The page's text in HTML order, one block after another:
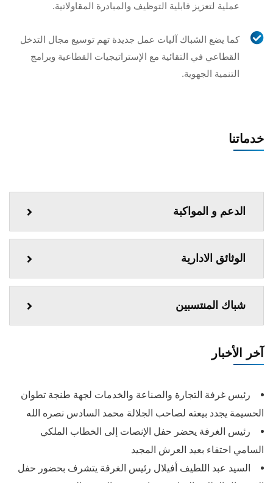
عملية لتعزيز قابلية التوظيف والمبادرة المقاولاتية.
كما يضع الشباك آليات عمل جديدة تهم توسيع مجال التدخل
القطاعي في التقائية مع الإستراتيجيات القطاعية وبرامج
التنمية الجهوية.
خدماتنا
الدعم و المواكبة
الوثائق الادارية
شباك المنتسبين
آخر الأخبار
رئيس غرفة التجارة والصناعة والخدمات لجهة طنجة تطوان
الحسيمة يجدد بيعته لصاحب الجلالة محمد السادس نصره الله
رئيس الغرفة يحضر حفل الإنصات إلى الخطاب الملكي
السامي احتفاء بعيد العرش المجيد
السيد عبد اللطيف أفيلال رئيس الغرفة يتشرف بحضور حفل